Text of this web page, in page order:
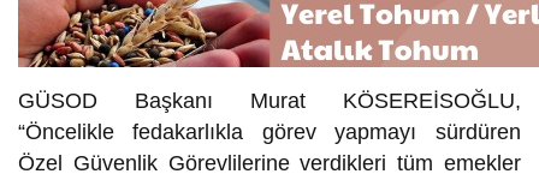
GÜSOD Başkanı Murat KÖSEREİSOĞLU,
“Öncelikle fedakarlıkla görev yapmayı sürdüren
Özel Güvenlik Görevlilerine verdikleri tüm emekler